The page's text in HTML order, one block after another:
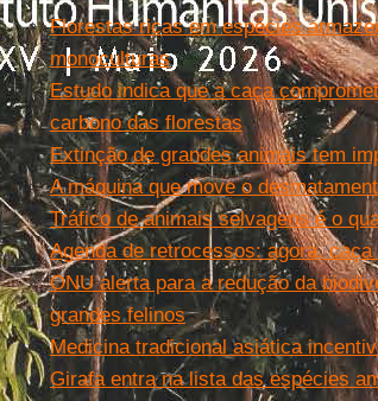
Florestas ricas em espécies
monoculturas
Estudo indica que a caça
carbono das florestas
Extinção de grandes animais tem
A máquina que move o
Tráfico de animais selvagens é o
Agenda de retrocessos: agora, caça
ONU alerta para a redução da
grandes felinos
Medicina tradicional asiática
Girafa entra na lista das espécies